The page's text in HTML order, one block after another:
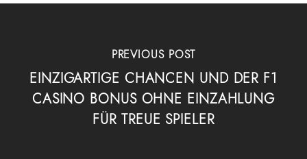
PREVIOUS POST
EINZIGARTIGE CHANCEN UND DER F1
CASINO BONUS OHNE EINZAHLUNG
FÜR TREUE SPIELER